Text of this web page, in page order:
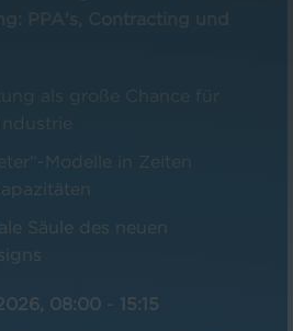
PPA's, Contracting und
als große Chance für
Modelle in Zeiten
Säule des neuen
08:00 - 15:15